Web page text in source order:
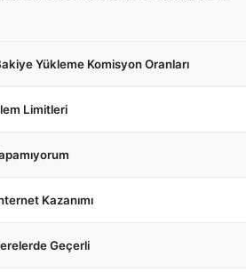
Yükleme Komisyon Oranları
Limitleri
Kazanımı
Geçerli